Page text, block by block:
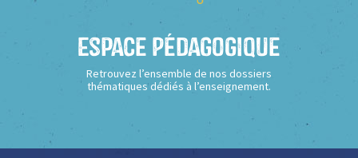
Espace Pédagogique
Retrouvez l’ensemble de nos dossiers
thématiques dédiés à l’enseignement.